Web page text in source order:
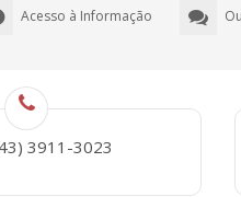
Acesso à Informação
3911-3023